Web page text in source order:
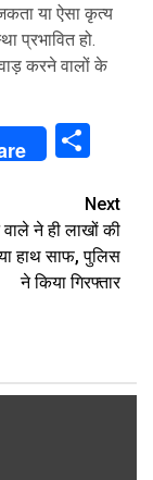
या ऐसा कृत्य
प्रभावित हो.
करने वालों के
Next
ने ही लाखों की
हाथ साफ, पुलिस
ने किया गिरफ्तार